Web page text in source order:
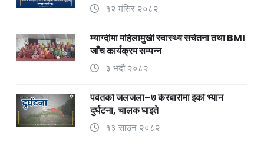
१२ मंसिर २०८२
म्याग्दीमा महिलामुखी स्वास्थ्य सचेतना तथा BMI
जाँच कार्यक्रम सम्पन्न
३ भदौ २०८२
पर्वतको जलजला–७ केरबारीमा इको भ्यान
दुर्घटना, चालक घाइते
१३ साउन २०८२